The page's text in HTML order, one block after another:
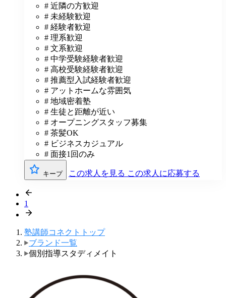
# 近隣の方歓迎
# 未経験歓迎
# 経験者歓迎
# 理系歓迎
# 文系歓迎
# 中学受験経験者歓迎
# 高校受験経験者歓迎
# 推薦型入試経験者歓迎
# アットホームな雰囲気
# 地域密着塾
# 生徒と距離が近い
# オープニングスタッフ募集
# 茶髪OK
# ビジネスカジュアル
# 面接1回のみ
キープ この求人を見る この求人に応募する
1
塾講師コネクトトップ
ブランド一覧
個別指導スタディメイト